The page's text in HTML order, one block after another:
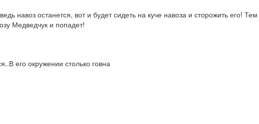
навоз останется, вот и будет сидеть на куче навоза и сторожить его!
Медведчук и попадет!
его окружении столько говна